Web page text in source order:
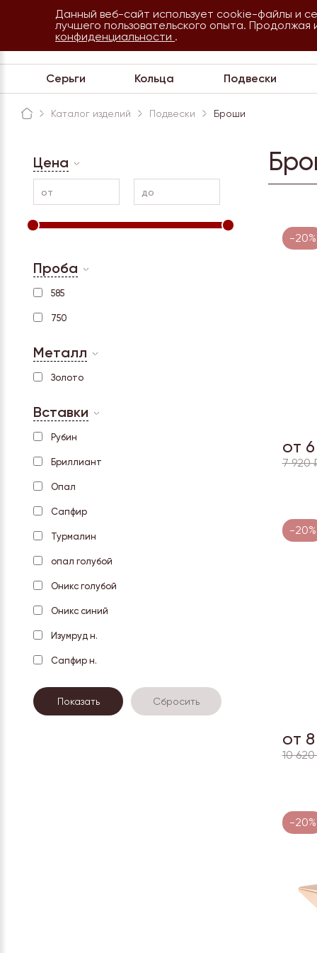
Сочи
8 800 234 35 54
Обратная связь
Серьги Кольца Подвески
Каталог изделий Подвески Броши
Цена
от до
Проба
585
750
Металл
Золото
Вставки
Рубин
Бриллиант
Опал
Сапфир
Турмалин
опал голубой
Оникс голубой
Оникс синий
Изумруд н.
Сапфир н.
-20%
от
7 920
-20%
от
10 620
-20%
Данный веб-сайт использует cookie-файлы и
лучшего пользовательского опыта.
конфиденциальности .